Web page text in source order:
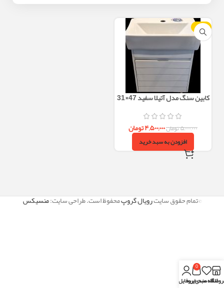
-10%
کابین سنگ مدل آتیلا سفید 47×31
۵,۰۰۰,۰۰۰تومان۴,۵۰۰,۰۰۰تومان
افزودن به سبد خرید
©تمام حقوق سایترویال گروپمحفوظ است. طراحی سایت:منسیکس
علاقه مندی
0
سبد خریدپروفایل